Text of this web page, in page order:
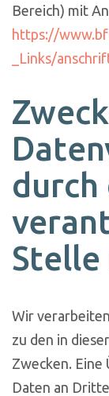
Bereich) mit
https://
_Links/
durch
Wir
zu den in
Zwecken.
Daten an